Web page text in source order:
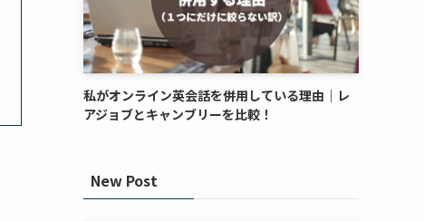
私がオンライン英会話を併用している理由｜レ
アジョブとキャンブリーを比較！
New Post